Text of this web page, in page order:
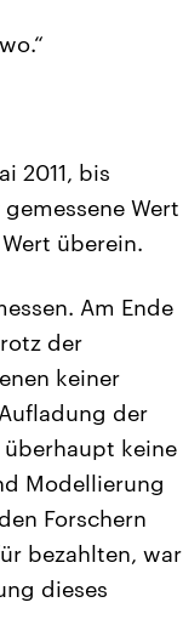
2011, bis
Wert
überein.
Am Ende
der
keiner
der
keine
Modellierung
Forschern
bezahlten, war
dieses